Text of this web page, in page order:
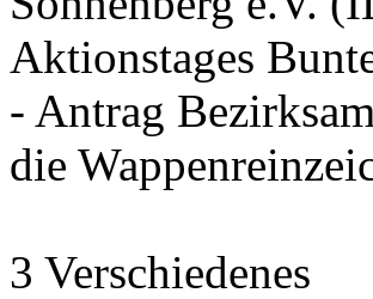
Aktionstages
- Antrag
die
3 Verschiedenes